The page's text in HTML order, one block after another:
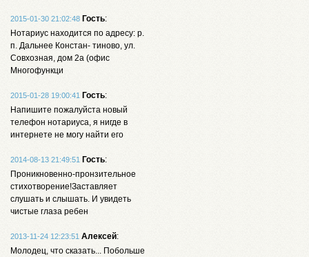
2015-01-30 21:02:48 Гость:
Нотариус находится по адресу: р.
п. Дальнее Констан- тиново, ул.
Совхозная, дом 2а (офис
Многофункци
2015-01-28 19:00:41 Гость:
Напишите пожалуйста новый
телефон нотариуса, я нигде в
интернете не могу найти его
2014-08-13 21:49:51 Гость:
Проникновенно-пронзительное
стихотворение!Заставляет
слушать и слышать. И увидеть
чистые глаза ребен
2013-11-24 12:23:51 Алексей:
Молодец, что сказать... Побольше